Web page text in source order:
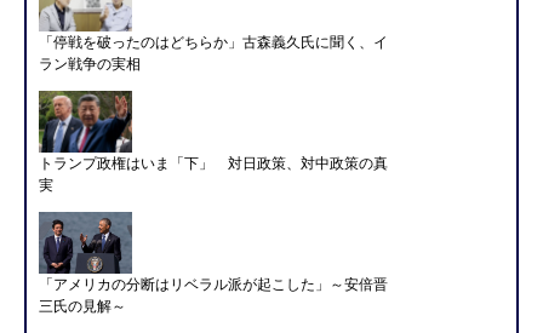
「停戦を破ったのはどちらか」古森義久氏に聞く、イ
ラン戦争の実相
トランプ政権はいま「下」 対日政策、対中政策の真
実
「アメリカの分断はリベラル派が起こした」～安倍晋
三氏の見解～